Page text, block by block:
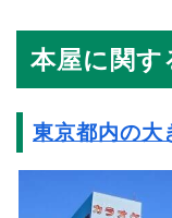
本屋に関す
東京都内の大